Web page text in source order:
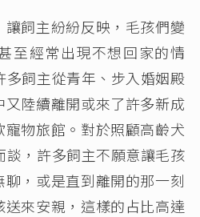
飼主紛紛反映，毛孩們變
至經常出現不想回家的情
多飼主從青年、步入婚姻殿
陸續離開或來了許多新成
物旅館。對於照顧高齡犬
談，許多飼主不願意讓毛孩
，或是直到離開的那一刻
來安親，這樣的占比高達